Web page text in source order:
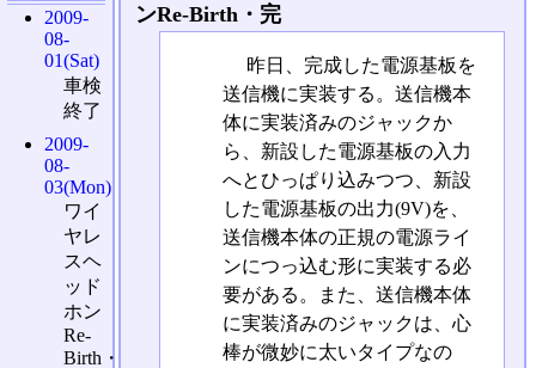
ンRe-Birth・完
昨日、完成した電源基板を
送信機に実装する。送信機本
体に実装済みのジャックか
ら、新設した電源基板の入力
へとひっぱり込みつつ、新設
した電源基板の出力(9V)を、
送信機本体の正規の電源ライ
ンにつっ込む形に実装する必
要がある。また、送信機本体
に実装済みのジャックは、心
棒が微妙に太いタイプなの
2009-
08-
01(Sat)
車検
終了
2009-
08-
03(Mon)
ワイ
ヤレ
スヘ
ッド
ホン
Re-
Birth・